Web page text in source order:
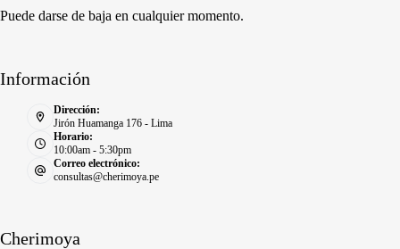
Puede darse de baja en cualquier momento.
Información
Dirección:
Jirón Huamanga 176 - Lima
Horario:
10:00am - 5:30pm
Correo electrónico:
consultas@cherimoya.pe
Cherimoya